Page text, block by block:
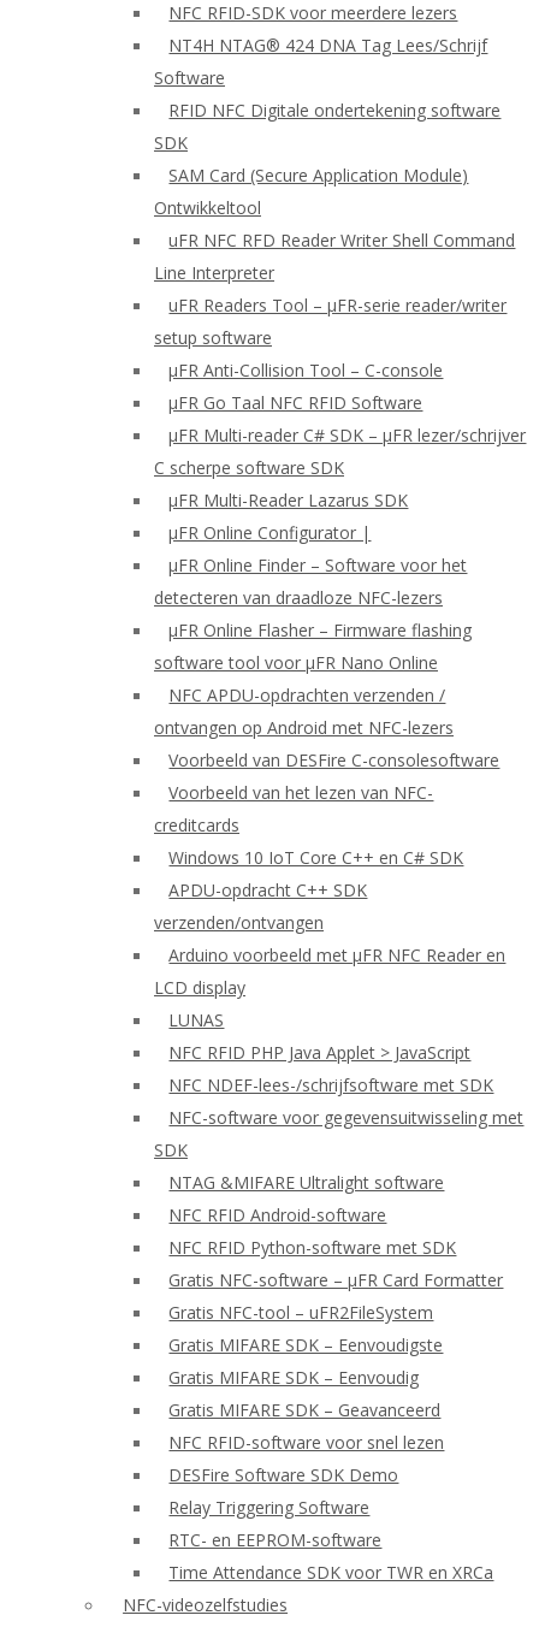
NFC RFID-SDK voor meerdere lezers
NT4H NTAG® 424 DNA Tag Lees/Schrijf
Software
RFID NFC Digitale ondertekening software
SDK
SAM Card (Secure Application Module)
Ontwikkeltool
uFR NFC RFD Reader Writer Shell Command
Line Interpreter
uFR Readers Tool – μFR-serie reader/writer
setup software
μFR Anti-Collision Tool – C-console
μFR Go Taal NFC RFID Software
μFR Multi-reader C# SDK – μFR lezer/schrijver
C scherpe software SDK
μFR Multi-Reader Lazarus SDK
μFR Online Configurator |
μFR Online Finder – Software voor het
detecteren van draadloze NFC-lezers
μFR Online Flasher – Firmware flashing
software tool voor μFR Nano Online
NFC APDU-opdrachten verzenden /
ontvangen op Android met NFC-lezers
Voorbeeld van DESFire C-consolesoftware
Voorbeeld van het lezen van NFC-
creditcards
Windows 10 IoT Core C++ en C# SDK
APDU-opdracht C++ SDK
verzenden/ontvangen
Arduino voorbeeld met μFR NFC Reader en
LCD display
LUNAS
NFC RFID PHP Java Applet > JavaScript
NFC NDEF-lees-/schrijfsoftware met SDK
NFC-software voor gegevensuitwisseling met
SDK
NTAG &MIFARE Ultralight software
NFC RFID Android-software
NFC RFID Python-software met SDK
Gratis NFC-software – μFR Card Formatter
Gratis NFC-tool – uFR2FileSystem
Gratis MIFARE SDK – Eenvoudigste
Gratis MIFARE SDK – Eenvoudig
Gratis MIFARE SDK – Geavanceerd
NFC RFID-software voor snel lezen
DESFire Software SDK Demo
Relay Triggering Software
RTC- en EEPROM-software
Time Attendance SDK voor TWR en XRCa
NFC-videozelfstudies